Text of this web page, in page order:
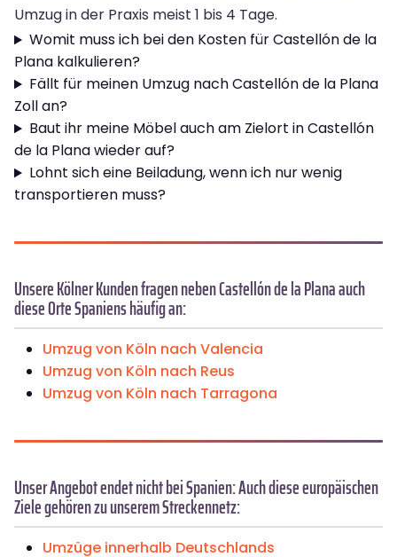
Umzug in der Praxis meist 1 bis 4 Tage.
Womit muss ich bei den Kosten für Castellón de la
Plana kalkulieren?
Fällt für meinen Umzug nach Castellón de la Plana
Zoll an?
Baut ihr meine Möbel auch am Zielort in Castellón
de la Plana wieder auf?
Lohnt sich eine Beiladung, wenn ich nur wenig
transportieren muss?
Unsere Kölner Kunden fragen neben Castellón de la Plana auch
diese Orte Spaniens häufig an:
Umzug von Köln nach Valencia
Umzug von Köln nach Reus
Umzug von Köln nach Tarragona
Unser Angebot endet nicht bei Spanien: Auch diese europäischen
Ziele gehören zu unserem Streckennetz:
Umzüge innerhalb Deutschlands